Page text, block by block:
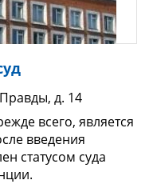
д. 14
всего, является
введения
статусом суда